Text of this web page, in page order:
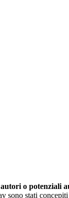
o potenziali
sono stati